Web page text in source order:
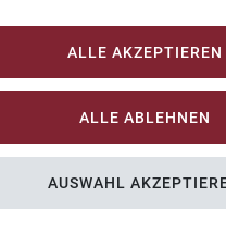
- Haus/Garten - Tierbedarf
ALLE AKZEPTIEREN
ALLE ABLEHNEN
AUSWAHL